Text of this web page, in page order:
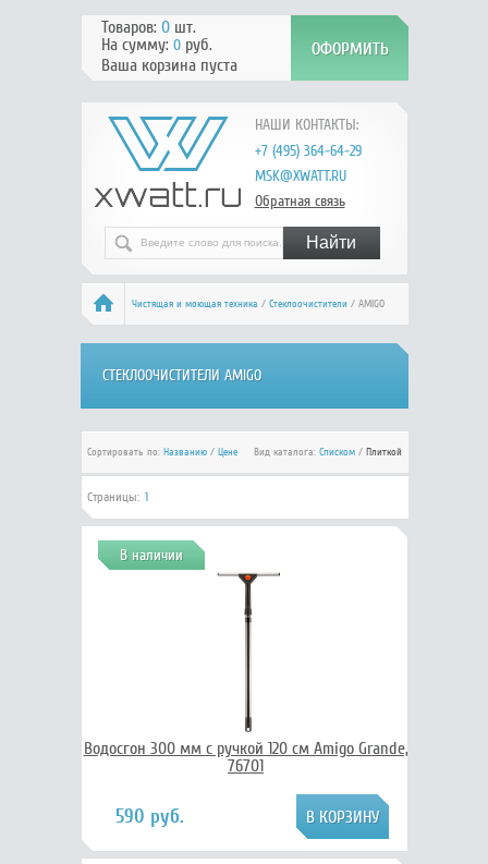
НАШИ КОНТАКТЫ:
+7 (495) 364-64-29
MSK@XWATT.RU
Обратная связь
Товаров: 0шт.
На сумму: 0руб.
Ваша корзина пуста
Чистящая и моющая техника / Стеклоочистители/ AMIGO
СТЕКЛООЧИСТИТЕЛИ AMIGO
Сортировать по: Названию/ Цене Вид каталога: Списком/ Плиткой
Страницы: 1
В наличии
Водосгон 300 мм с ручкой 120 см Amigo Grande,
76701
590 руб.